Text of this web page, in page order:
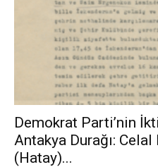
Demokrat Parti’nin
Antakya Durağı: Celal
(Hatay)...